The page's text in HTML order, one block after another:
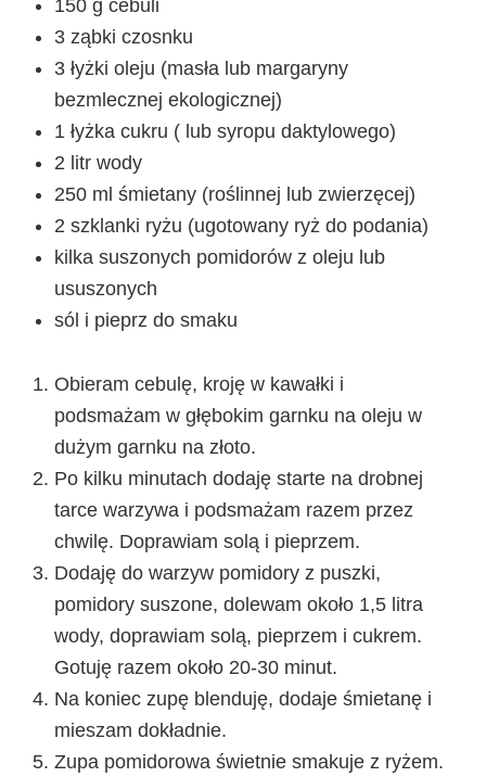
150 g cebuli
3 ząbki czosnku
3 łyżki oleju (masła lub margaryny
bezmlecznej ekologicznej)
1 łyżka cukru ( lub syropu daktylowego)
2 litr wody
250 ml śmietany (roślinnej lub zwierzęcej)
2 szklanki ryżu (ugotowany ryż do podania)
kilka suszonych pomidorów z oleju lub
ususzonych
sól i pieprz do smaku
Obieram cebulę, kroję w kawałki i
podsmażam w głębokim garnku na oleju w
dużym garnku na złoto.
Po kilku minutach dodaję starte na drobnej
tarce warzywa i podsmażam razem przez
chwilę. Doprawiam solą i pieprzem.
Dodaję do warzyw pomidory z puszki,
pomidory suszone, dolewam około 1,5 litra
wody, doprawiam solą, pieprzem i cukrem.
Gotuję razem około 20-30 minut.
Na koniec zupę blenduję, dodaje śmietanę i
mieszam dokładnie.
Zupa pomidorowa świetnie smakuje z ryżem.